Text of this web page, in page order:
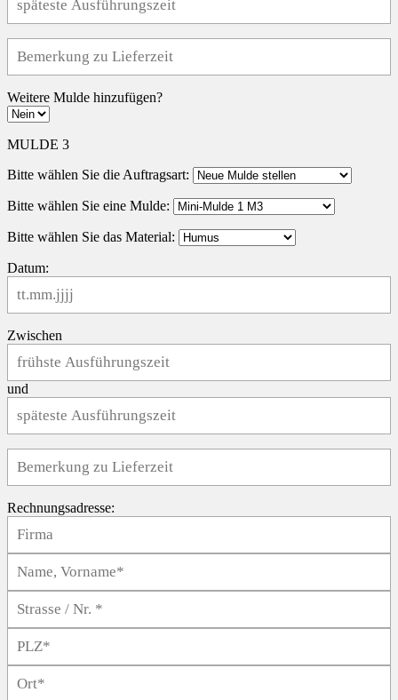
Weitere Mulde hinzufügen?
MULDE 3
Bitte wählen Sie die Auftragsart:
Bitte wählen Sie eine Mulde:
Bitte wählen Sie das Material:
Datum:
Zwischen
und
Rechnungsadresse: